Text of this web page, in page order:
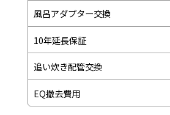
風呂アダプター交換
10年延長保証
追い炊き配管交換
EQ撤去費用